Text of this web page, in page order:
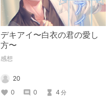
デキアイ〜白衣の君の愛し
方〜
感想
20
0
0 4 分